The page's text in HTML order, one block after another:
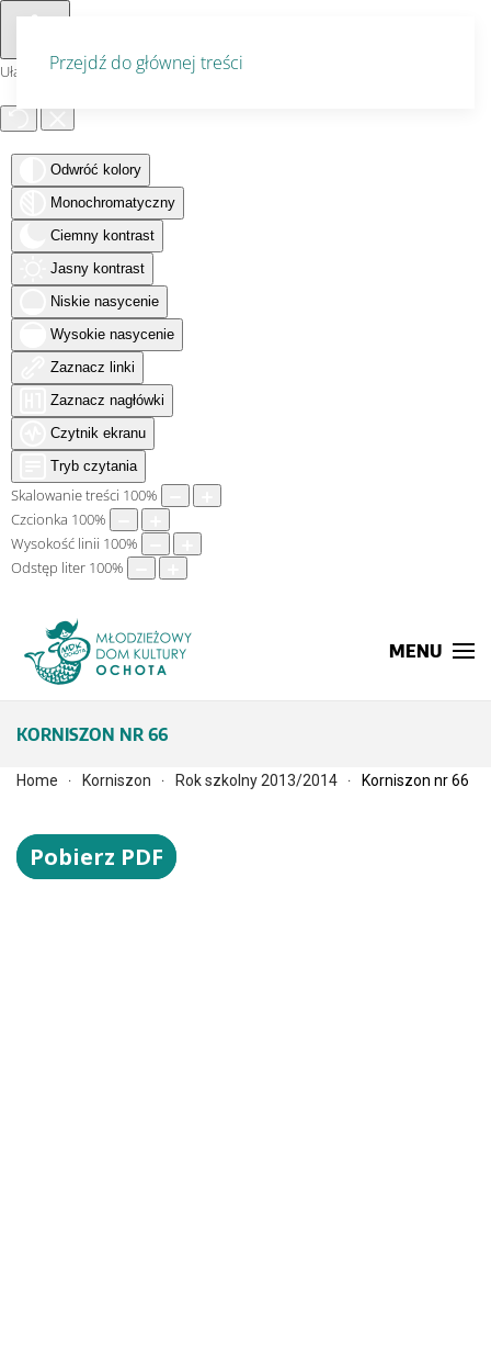
Ułatwienia dostępu
Odwróć kolory
Monochromatyczny
Ciemny kontrast
Jasny kontrast
Niskie nasycenie
Wysokie nasycenie
Zaznacz linki
Zaznacz nagłówki
Czytnik ekranu
Tryb czytania
Skalowanie treści 100%
Czcionka 100%
Wysokość linii 100%
Odstęp liter 100%
Przejdź do głównej treści
MENU
KORNISZON NR 66
Home Korniszon Rok szkolny 2013/2014 Korniszon nr 66
Pobierz PDF